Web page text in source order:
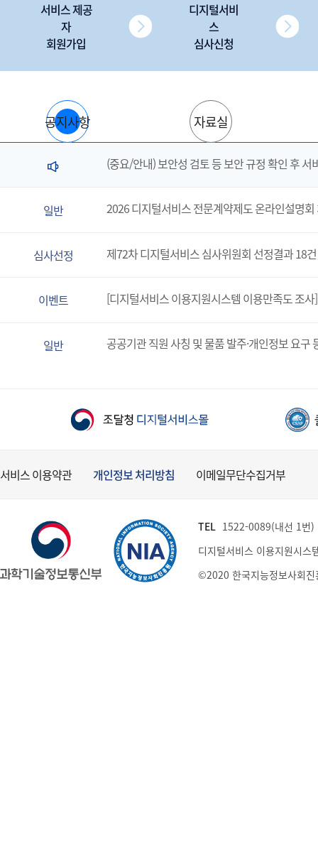
서비스 제공
자
회원가입
디지털서비
스
심사신청
공지사항 자료실
(중요/안내) 보안성 검토 등 보안 규정 확인 후 서
일반 2026 디지털서비스 전문계약제도 온라인설명회
심사선정 제72차 디지털서비스 심사위원회 선정결과 18건
이벤트 [디지털서비스 이용지원시스템 이용만족도 조
일반 공공기관 직원 사칭 및 물품 발주·개인정보 요구
서비스 이용약관 개인정보 처리방침 이메일무단수집거부
TEL 1522-0089(내선 1번
디지털서비스 이용지원시스
©2020 한국지능정보사회진